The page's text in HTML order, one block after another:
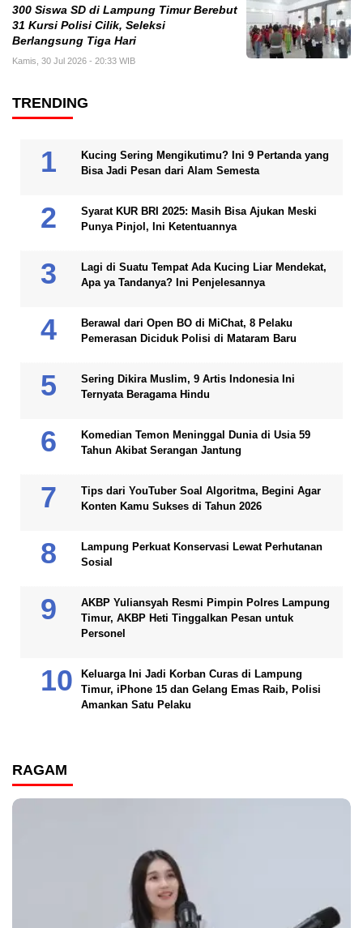
300 Siswa SD di Lampung Timur Berebut
31 Kursi Polisi Cilik, Seleksi
Berlangsung Tiga Hari
Kamis, 30 Jul 2026 - 20:33 WIB
TRENDING
Kucing Sering Mengikutimu? Ini 9 Pertanda yang
Bisa Jadi Pesan dari Alam Semesta
Syarat KUR BRI 2025: Masih Bisa Ajukan Meski
Punya Pinjol, Ini Ketentuannya
Lagi di Suatu Tempat Ada Kucing Liar Mendekat,
Apa ya Tandanya? Ini Penjelesannya
Berawal dari Open BO di MiChat, 8 Pelaku
Pemerasan Diciduk Polisi di Mataram Baru
Sering Dikira Muslim, 9 Artis Indonesia Ini
Ternyata Beragama Hindu
Komedian Temon Meninggal Dunia di Usia 59
Tahun Akibat Serangan Jantung
Tips dari YouTuber Soal Algoritma, Begini Agar
Konten Kamu Sukses di Tahun 2026
Lampung Perkuat Konservasi Lewat Perhutanan
Sosial
AKBP Yuliansyah Resmi Pimpin Polres Lampung
Timur, AKBP Heti Tinggalkan Pesan untuk
Personel
Keluarga Ini Jadi Korban Curas di Lampung
Timur, iPhone 15 dan Gelang Emas Raib, Polisi
Amankan Satu Pelaku
RAGAM